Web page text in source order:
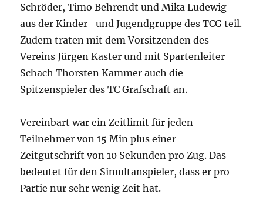
Schröder, Timo Behrendt und Mika Ludewig
aus der Kinder- und Jugendgruppe des TCG teil.
Zudem traten mit dem Vorsitzenden des
Vereins Jürgen Kaster und mit Spartenleiter
Schach Thorsten Kammer auch die
Spitzenspieler des TC Grafschaft an.
Vereinbart war ein Zeitlimit für jeden
Teilnehmer von 15 Min plus einer
Zeitgutschrift von 10 Sekunden pro Zug. Das
bedeutet für den Simultanspieler, dass er pro
Partie nur sehr wenig Zeit hat.